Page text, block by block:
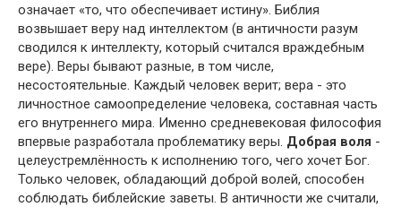
означает «то, что обеспечивает истину». Библия
возвышает веру над интеллектом (в античности разум
сводился к интеллекту, который считался враждебным
вере). Веры бывают разные, в том числе,
несостоятельные. Каждый человек верит; вера - это
личностное самоопределение человека, составная часть
его внутреннего мира. Именно средневековая философия
впервые разработала проблематику веры. Добрая воля -
целеустремлённость к исполнению того, чего хочет Бог.
Только человек, обладающий доброй волей, способен
соблюдать библейские заветы. В античности же считали,